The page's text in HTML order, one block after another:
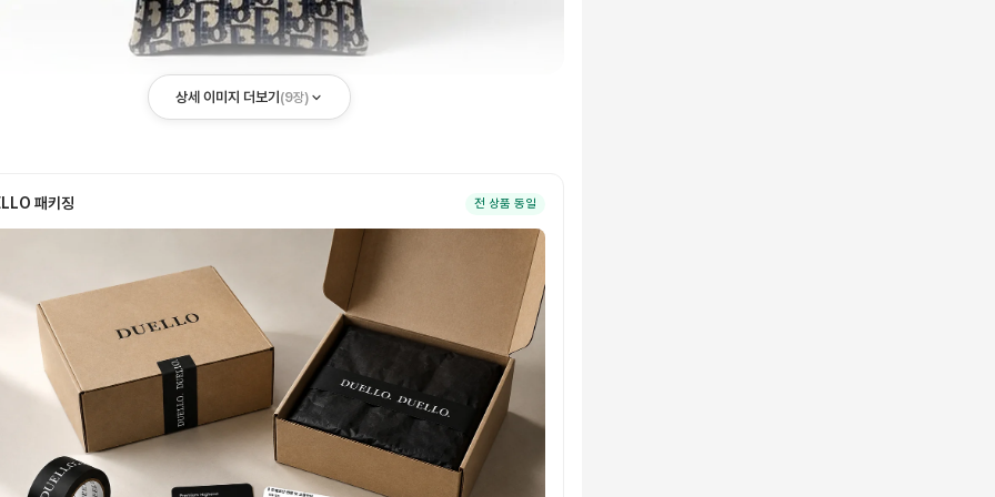
상세 이미지 더보기 (9장)
패키징 전 상품 동일